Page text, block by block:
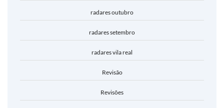
radares outubro
radares setembro
radares vila real
Revisão
Revisões